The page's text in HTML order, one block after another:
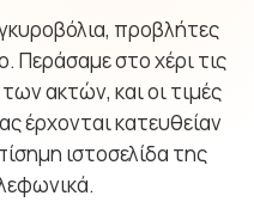
προβλήτες
Περάσαμε στο χέρι τις
ακτών, και οι τιμές
έρχονται κατευθείαν
ιστοσελίδα της